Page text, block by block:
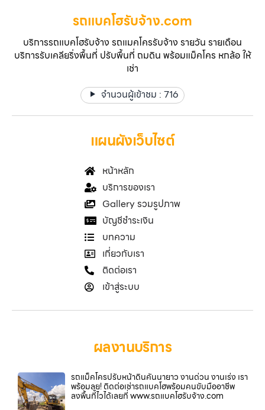
รถแบคโฮรับจ้าง.com
บริการรถแบคโฮรับจ้าง รถแมคโครรับจ้าง รายวัน รายเดือน
บริการรับเคลียริ่งพื้นที่ ปรับพื้นที่ ถมดิน พร้อมแม็คโคร หกล้อ ให้
เช่า
จำนวนผู้เข้าชม : 716
แผนผังเว็บไซต์
หน้าหลัก
บริการของเรา
Gallery รวมรูปภาพ
บัญชีชำระเงิน
บทความ
เกี่ยวกับเรา
ติดต่อเรา
เข้าสู่ระบบ
ผลงานบริการ
รถแม็คโครปรับหน้าดินคันนายาว งานด่วน งานเร่ง เรา
พร้อมลุย! ติดต่อเช่ารถแบคโฮพร้อมคนขับมืออาชีพ
ลงพื้นที่ไวได้เลยที่ www.รถแบคโฮรับจ้าง.com